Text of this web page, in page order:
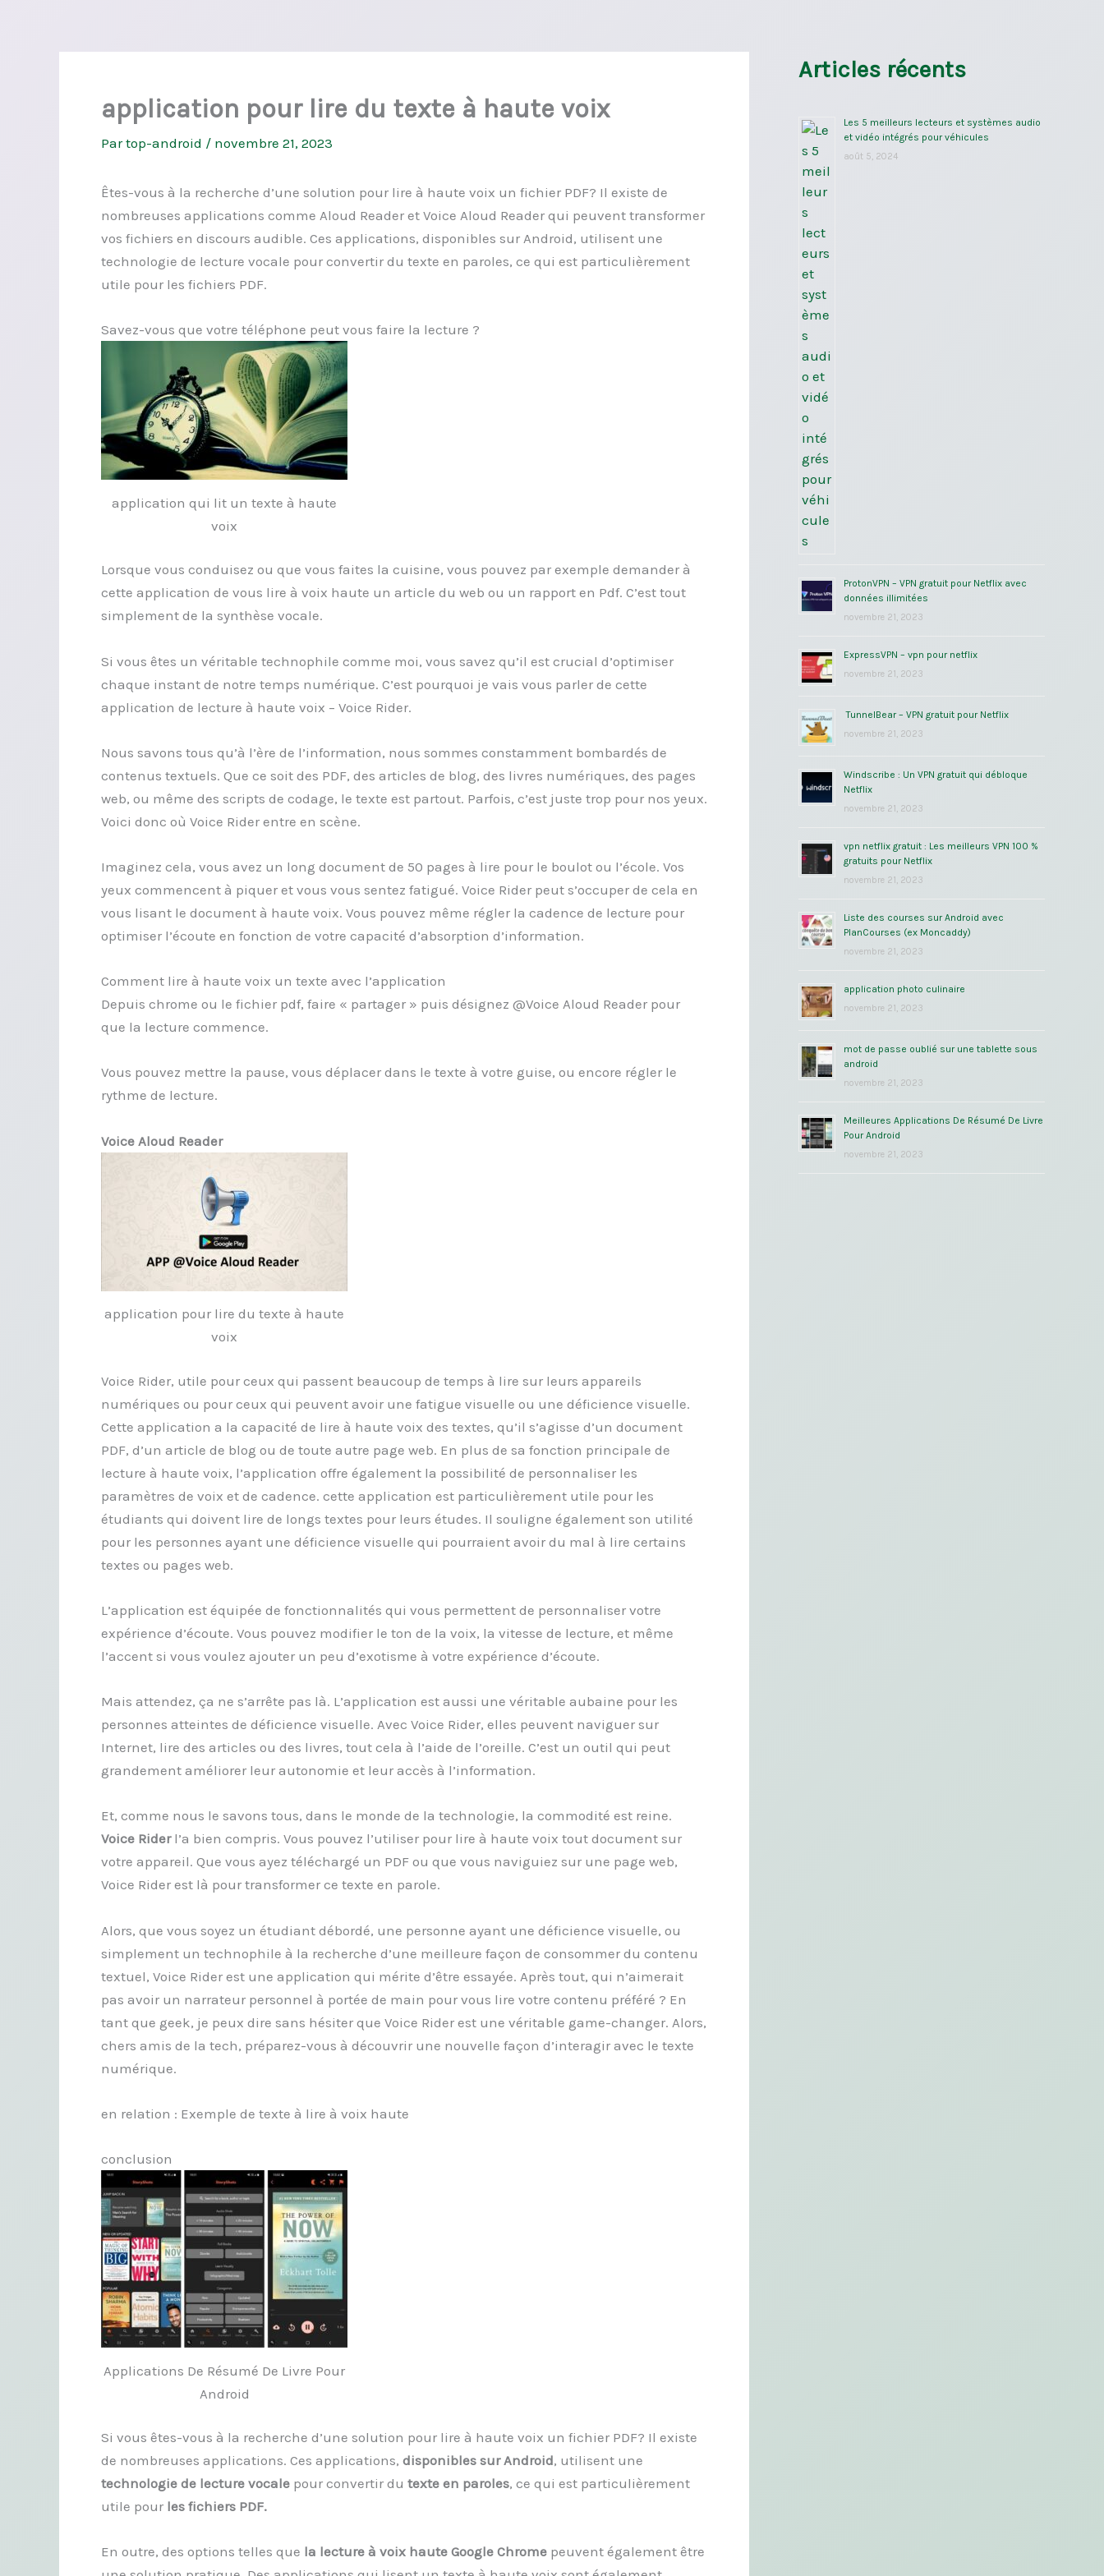
application pour lire du texte à haute voix
Partop-android / novembre 21, 2023
Êtes-vous à la recherche d’une solution pour lire à haute voix un fichier PDF? Il existe de
nombreuses applications comme Aloud Reader et Voice Aloud Reader qui peuvent transformer
vos fichiers en discours audible. Ces applications, disponibles sur Android, utilisent une
technologie de lecture vocale pour convertir du texte en paroles, ce qui est particulièrement
utile pour les fichiers PDF.
Savez-vous que votre téléphone peut vous faire la lecture ?
application qui lit un texte à haute
voix
Lorsque vous conduisez ou que vous faites la cuisine, vous pouvez par exemple demander à
cette application de vous lire à voix haute un article du web ou un rapport en Pdf. C’est tout
simplement de la synthèse vocale.
Si vous êtes un véritable technophile comme moi, vous savez qu’il est crucial d’optimiser
chaque instant de notre temps numérique. C’est pourquoi je vais vous parler de cette
application de lecture à haute voix – Voice Rider.
Nous savons tous qu’à l’ère de l’information, nous sommes constamment bombardés de
contenus textuels. Que ce soit des PDF, des articles de blog, des livres numériques, des pages
web, ou même des scripts de codage, le texte est partout. Parfois, c’est juste trop pour nos yeux.
Voici donc où Voice Rider entre en scène.
Imaginez cela, vous avez un long document de 50 pages à lire pour le boulot ou l’école. Vos
yeux commencent à piquer et vous vous sentez fatigué. Voice Rider peut s’occuper de cela en
vous lisant le document à haute voix. Vous pouvez même régler la cadence de lecture pour
optimiser l’écoute en fonction de votre capacité d’absorption d’information.
Comment lire à haute voix un texte avec l’application
Depuis chrome ou le fichier pdf, faire « partager » puis désignez @Voice Aloud Reader pour
que la lecture commence.
Vous pouvez mettre la pause, vous déplacer dans le texte à votre guise, ou encore régler le
rythme de lecture.
Voice Aloud Reader
application pour lire du texte à haute
voix
Voice Rider, utile pour ceux qui passent beaucoup de temps à lire sur leurs appareils
numériques ou pour ceux qui peuvent avoir une fatigue visuelle ou une déficience visuelle.
Cette application a la capacité de lire à haute voix des textes, qu’il s’agisse d’un document
PDF, d’un article de blog ou de toute autre page web. En plus de sa fonction principale de
lecture à haute voix, l’application offre également la possibilité de personnaliser les
paramètres de voix et de cadence. cette application est particulièrement utile pour les
étudiants qui doivent lire de longs textes pour leurs études. Il souligne également son utilité
pour les personnes ayant une déficience visuelle qui pourraient avoir du mal à lire certains
textes ou pages web.
L’application est équipée de fonctionnalités qui vous permettent de personnaliser votre
expérience d’écoute. Vous pouvez modifier le ton de la voix, la vitesse de lecture, et même
l’accent si vous voulez ajouter un peu d’exotisme à votre expérience d’écoute.
Mais attendez, ça ne s’arrête pas là. L’application est aussi une véritable aubaine pour les
personnes atteintes de déficience visuelle. Avec Voice Rider, elles peuvent naviguer sur
Internet, lire des articles ou des livres, tout cela à l’aide de l’oreille. C’est un outil qui peut
grandement améliorer leur autonomie et leur accès à l’information.
Et, comme nous le savons tous, dans le monde de la technologie, la commodité est reine.
Voice Riderl’a bien compris. Vous pouvez l’utiliser pour lire à haute voix tout document sur
votre appareil. Que vous ayez téléchargé un PDF ou que vous naviguiez sur une page web,
Voice Rider est là pour transformer ce texte en parole.
Alors, que vous soyez un étudiant débordé, une personne ayant une déficience visuelle, ou
simplement un technophile à la recherche d’une meilleure façon de consommer du contenu
textuel, Voice Rider est une application qui mérite d’être essayée. Après tout, qui n’aimerait
pas avoir un narrateur personnel à portée de main pour vous lire votre contenu préféré ? En
tant que geek, je peux dire sans hésiter que Voice Rider est une véritable game-changer. Alors,
chers amis de la tech, préparez-vous à découvrir une nouvelle façon d’interagir avec le texte
numérique.
en relation : Exemple de texte à lire à voix haute
conclusion
Applications De Résumé De Livre Pour
Android
Si vous êtes-vous à la recherche d’une solution pour lire à haute voix un fichier PDF? Il existe
de nombreuses applications. Ces applications, disponibles sur Android, utilisent une
technologie de lecture vocale pour convertir du texte en paroles, ce qui est particulièrement
utile pour les fichiers PDF.
En outre, des options telles que la lecture à voix haute Google Chrome peuvent également être
Articles récents
Les 5 meilleurs lecteurs et systèmes audio
et vidéo intégrés pour véhicules
août 5, 2024
ProtonVPN – VPN gratuit pour Netflix avec
données illimitées
novembre 21, 2023
ExpressVPN – vpn pour netflix
novembre 21, 2023
TunnelBear – VPN gratuit pour Netflix
novembre 21, 2023
Windscribe : Un VPN gratuit qui débloque
Netflix
novembre 21, 2023
vpn netflix gratuit : Les meilleurs VPN 100 %
gratuits pour Netflix
novembre 21, 2023
Liste des courses sur Android avec
PlanCourses (ex Moncaddy)
novembre 21, 2023
application photo culinaire
novembre 21, 2023
mot de passe oublié sur une tablette sous
android
novembre 21, 2023
Meilleures Applications De Résumé De Livre
Pour Android
novembre 21, 2023